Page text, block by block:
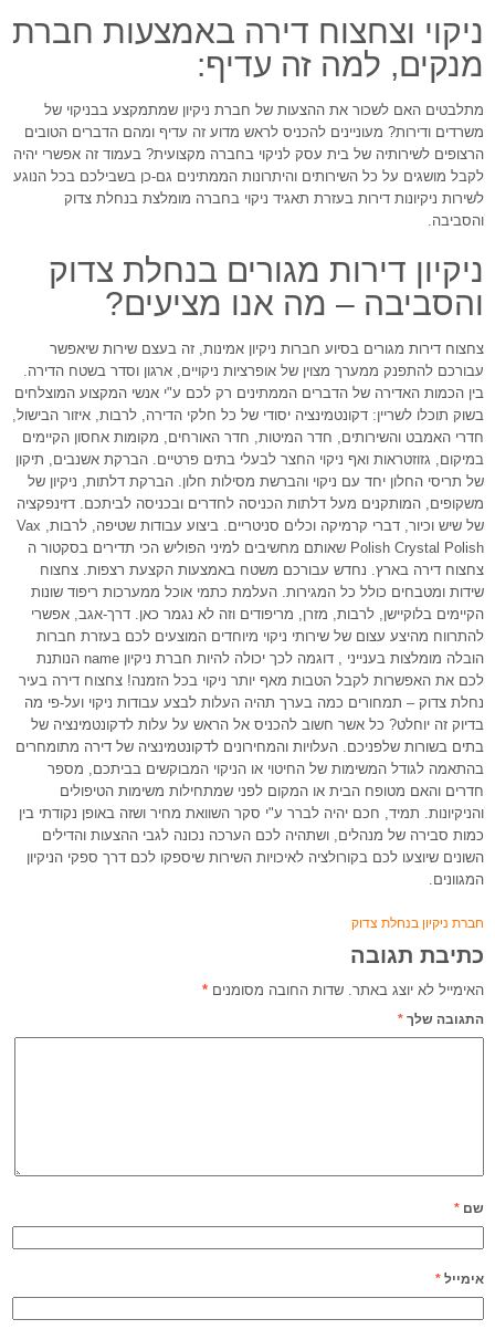
ניקוי וצחצוח דירה באמצעות חברת
מנקים, למה זה עדיף:
מתלבטים האם לשכור את ההצעות של חברת ניקיון שמתמקצע בבניקוי של
משרדים ודירות? מעוניינים להכניס לראש מדוע זה עדיף ומהם הדברים הטובים
הרצופים לשירותיה של בית עסק לניקוי בחברה מקצועית? בעמוד זה אפשרי יהיה
לקבל מושגים על כל השירותים והיתרונות הממתינים גם-כן בשבילכם בכל הנוגע
לשירות ניקיונות דירות בעזרת תאגיד ניקוי בחברה מומלצת בנחלת צדוק
והסביבה.
ניקיון דירות מגורים בנחלת צדוק
והסביבה – מה אנו מציעים?
צחצוח דירות מגורים בסיוע חברות ניקיון אמינות, זה בעצם שירות שיאפשר
עבורכם להתפנק ממערך מצוין של אופרציות ניקויים, ארגון וסדר בשטח הדירה.
בין הכמות האדירה של הדברים הממתינים רק לכם ע"י אנשי המקצוע המוצלחים
בשוק תוכלו לשריין: דקונטמינציה יסודי של כל חלקי הדירה, לרבות, איזור הבישול,
חדרי האמבט והשירותים, חדר המיטות, חדר האורחים, מקומות אחסון הקיימים
במיקום, גזוזטראות ואף ניקוי החצר לבעלי בתים פרטיים. הברקת אשנבים, תיקון
של תריסי החלון יחד עם ניקוי והברשת מסילות חלון. הברקת דלתות, ניקיון של
משקופים, המותקנים מעל דלתות הכניסה לחדרים ובכניסה לביתכם. דזינפקציה
של שיש וכיור, דברי קרמיקה וכלים סניטריים. ביצוע עבודות שטיפה, לרבות, Vax
Polish Crystal Polish שאותם מחשיבים למיני הפוליש הכי תדירים בסקטור ה
צחצוח דירה בארץ. נחדש עבורכם משטח באמצעות הקצעת רצפות. צחצוח
שידות ומטבחים כולל כל המגירות. העלמת כתמי אוכל ממערכות ריפוד שונות
הקיימים בלוקיישן, לרבות, מזרן, מריפודים וזה לא נגמר כאן. דרך-אגב, אפשרי
להתרווח מהיצע עצום של שירותי ניקוי מיוחדים המוצעים לכם בעזרת חברות
הובלה מומלצות בענייני , דוגמה לכך יכולה להיות חברת ניקיון name הנותנת
לכם את האפשרות לקבל הטבות מאף יותר ניקוי בכל הזמנה! צחצוח דירה בעיר
נחלת צדוק – תמחורים כמה בערך תהיה העלות לבצע עבודות ניקוי ועל-פי מה
בדיוק זה יוחלט? כל אשר חשוב להכניס אל הראש על עלות לדקונטמינציה של
בתים בשורות שלפניכם. העלויות והמחירונים לדקונטמינציה של דירה מתומחרים
בהתאמה לגודל המשימות של החיטוי או הניקוי המבוקשים בביתכם, מספר
חדרים והאם מטופח הבית או המקום לפני שמתחילות משימות הטיפולים
והניקיונות. תמיד, חכם יהיה לברר ע"י סקר השוואת מחיר ושזה באופן נקודתי בין
כמות סבירה של מנהלים, ושתהיה לכם הערכה נכונה לגבי ההצעות והדילים
השונים שיוצעו לכם בקורולציה לאיכויות השירות שיספקו לכם דרך ספקי הניקיון
המגוונים.
חברת ניקיון בנחלת צדוק
כתיבת תגובה
האימייל לא יוצג באתר. שדות החובה מסומנים *
התגובה שלך *
שם *
אימייל *